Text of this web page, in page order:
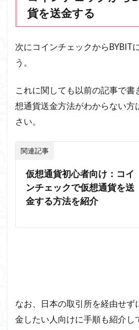
貨を送金する
次にコインチェックからBYBIT
う。
これに関しても以前の記事で書
想通貨送金方法がわからない方
さい。
関連記事
仮想通貨初心者向け：コイ
ンチェックで仮想通貨を送
金する方法を紹介
なお、日本の取引所を経由せず
金したい人向けに手順も紹介し